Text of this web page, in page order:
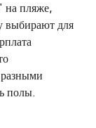
на пляже,
выбирают для
полы.